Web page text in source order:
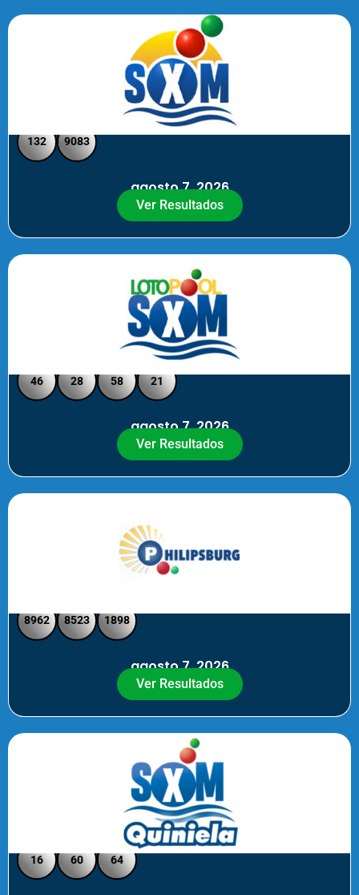
SXM Medio día - Pick 3 Pick 4
132 9083
agosto 7, 2026
Ver Resultados
Loto Pool SXM - Medio Día
46 28 58 21
agosto 7, 2026
Ver Resultados
8962 8523 1898
agosto 7, 2026
Ver Resultados
Quiniela SXM - Noche
16 60 64